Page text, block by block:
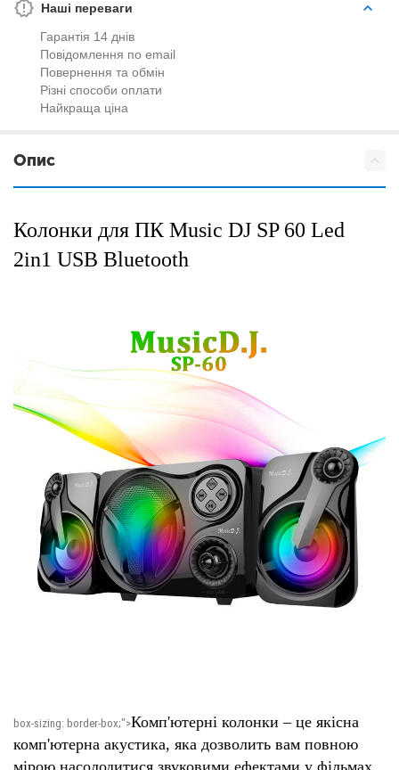
Наші переваги
Гарантія 14 днів
Повідомлення по email
Повернення та обмін
Різні способи оплати
Найкраща ціна
Опис
Колонки для ПК Music DJ SP 60 Led
2in1 USB Bluetooth
box-sizing: border-box;">Комп'ютерні колонки – це якісна
комп'ютерна акустика, яка дозволить вам повною
мірою насолодитися звуковими ефектами у фільмах,